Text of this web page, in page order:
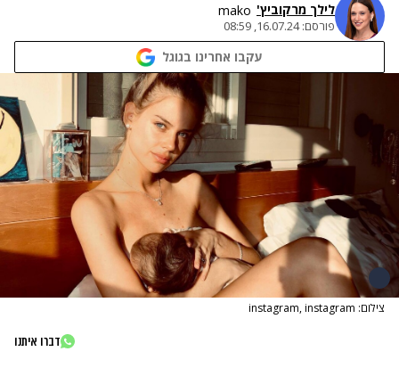
לילך מרקוביץ' mako
פורסם:16.07.24, 08:59
עקבו אחרינו בגוגל
צילום: instagram, instagram
דברו איתנו